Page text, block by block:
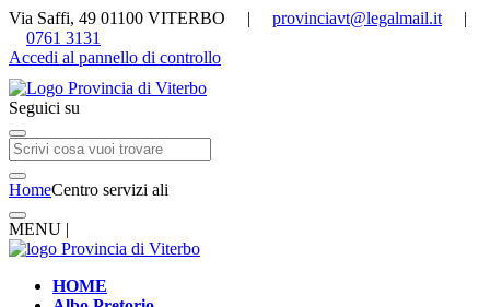
Via Saffi, 49 01100 VITERBO | provinciavt@legalmail.it |
0761 3131
Accedi al pannello di controllo
Seguici su
HomeCentro servizi ali
MENU |
HOME